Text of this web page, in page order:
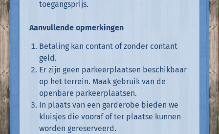
toegangsprijs.
Aanvullende opmerkingen
Betaling kan contant of zonder contant
geld.
Er zijn geen parkeerplaatsen beschikbaar
op het terrein. Maak gebruik van de
openbare parkeerplaatsen.
In plaats van een garderobe bieden we
kluisjes die vooraf of ter plaatse kunnen
worden gereserveerd.